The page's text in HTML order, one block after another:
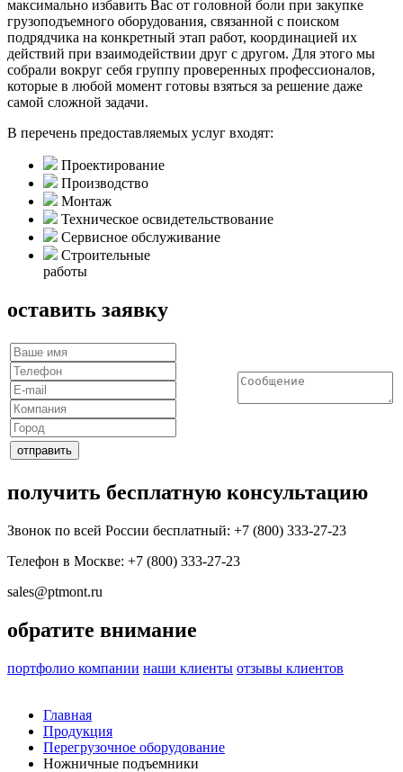
максимально избавить Вас от головной боли при закупке
грузоподъемного оборудования, связанной с поиском
подрядчика на конкретный этап работ, координацией их
действий при взаимодействии друг с другом. Для этого мы
собрали вокруг себя группу проверенных профессионалов,
которые в любой момент готовы взяться за решение даже
самой сложной задачи.
В перечень предоставляемых услуг входят:
Проектирование
Производство
Монтаж
Техническое освидетельствование
Сервисное обслуживание
Строительные
работы
оставить заявку
получить бесплатную консультацию
Звонок по всей России бесплатный: +7 (800) 333-27-23
Телефон в Москве: +7 (800) 333-27-23
sales@ptmont.ru
обратите внимание
портфолио компании наши клиенты отзывы клиентов
Главная
Продукция
Перегрузочное оборудование
Ножничные подъемники